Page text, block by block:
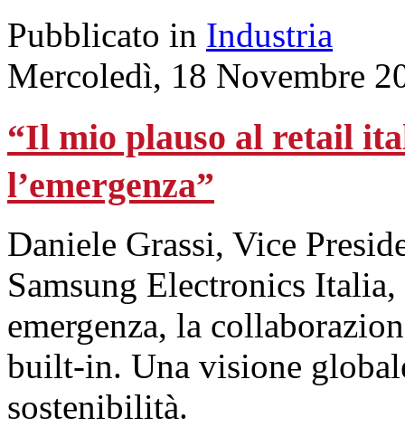
Pubblicato in Industria
Mercoledì, 18 Novembre
“Il mio plauso al retail
l’emergenza”
Daniele Grassi, Vice
Samsung Electronics
emergenza, la
built-in. Una visione
sostenibilità.